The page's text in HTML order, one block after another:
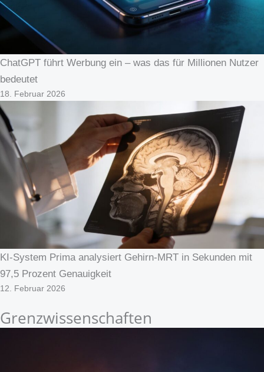
ChatGPT führt Werbung ein – was das für Millionen Nutzer
bedeutet
18. Februar 2026
KI-System Prima analysiert Gehirn-MRT in Sekunden mit
97,5 Prozent Genauigkeit
12. Februar 2026
Grenzwissenschaften